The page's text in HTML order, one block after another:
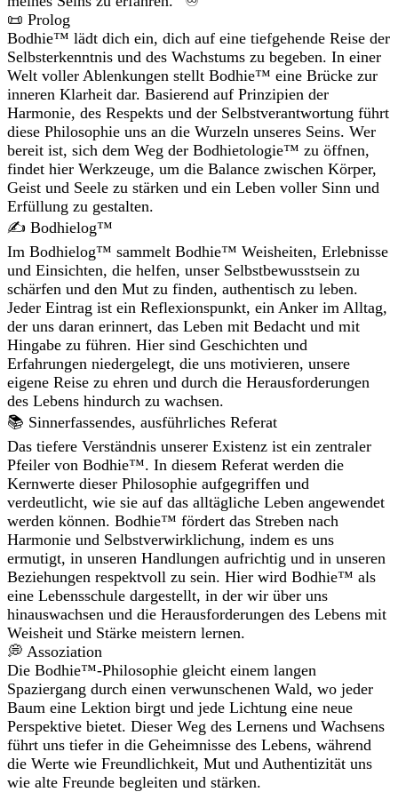
📜 Prolog
Bodhie™ lädt dich ein, dich auf eine tiefgehende Reise der
Selbsterkenntnis und des Wachstums zu begeben. In einer
Welt voller Ablenkungen stellt Bodhie™ eine Brücke zur
inneren Klarheit dar. Basierend auf Prinzipien der
Harmonie, des Respekts und der Selbstverantwortung führt
diese Philosophie uns an die Wurzeln unseres Seins. Wer
bereit ist, sich dem Weg der Bodhietologie™ zu öffnen,
findet hier Werkzeuge, um die Balance zwischen Körper,
Geist und Seele zu stärken und ein Leben voller Sinn und
Erfüllung zu gestalten.
✍️ Bodhielog™
Im Bodhielog™ sammelt Bodhie™ Weisheiten, Erlebnisse
und Einsichten, die helfen, unser Selbstbewusstsein zu
schärfen und den Mut zu finden, authentisch zu leben.
Jeder Eintrag ist ein Reflexionspunkt, ein Anker im Alltag,
der uns daran erinnert, das Leben mit Bedacht und mit
Hingabe zu führen. Hier sind Geschichten und
Erfahrungen niedergelegt, die uns motivieren, unsere
eigene Reise zu ehren und durch die Herausforderungen
des Lebens hindurch zu wachsen.
📚 Sinnerfassendes, ausführliches Referat
Das tiefere Verständnis unserer Existenz ist ein zentraler
Pfeiler von Bodhie™. In diesem Referat werden die
Kernwerte dieser Philosophie aufgegriffen und
verdeutlicht, wie sie auf das alltägliche Leben angewendet
werden können. Bodhie™ fördert das Streben nach
Harmonie und Selbstverwirklichung, indem es uns
ermutigt, in unseren Handlungen aufrichtig und in unseren
Beziehungen respektvoll zu sein. Hier wird Bodhie™ als
eine Lebensschule dargestellt, in der wir über uns
hinauswachsen und die Herausforderungen des Lebens mit
Weisheit und Stärke meistern lernen.
💭 Assoziation
Die Bodhie™-Philosophie gleicht einem langen
Spaziergang durch einen verwunschenen Wald, wo jeder
Baum eine Lektion birgt und jede Lichtung eine neue
Perspektive bietet. Dieser Weg des Lernens und Wachsens
führt uns tiefer in die Geheimnisse des Lebens, während
die Werte wie Freundlichkeit, Mut und Authentizität uns
wie alte Freunde begleiten und stärken.